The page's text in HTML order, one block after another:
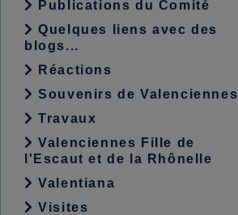
Publications du Comité
Quelques liens avec des
blogs...
Réactions
Souvenirs de Valenciennes
Travaux
Valenciennes Fille de
l'Escaut et de la Rhônelle
Valentiana
Visites